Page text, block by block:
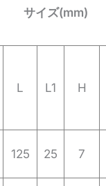
サイズ(mm)
L L1 H
125 25 7